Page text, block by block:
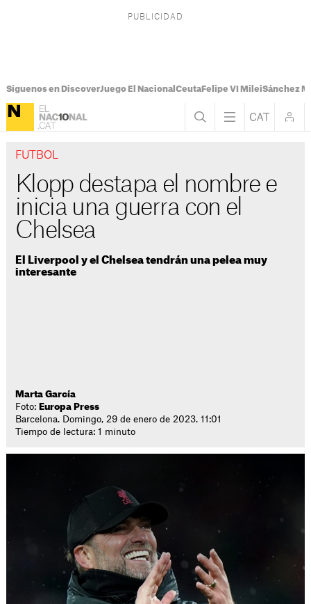
Síguenos en DiscoverJuego El Nacional CeutaFelipe VI MileiSánchez
FUTBOL
Klopp destapa el nombre e
inicia una guerra con el
Chelsea
El Liverpool y el Chelsea tendrán una pelea muy
interesante
Marta García
Foto: Europa Press
Barcelona. Domingo, 29 de enero de 2023. 11:01
Tiempo de lectura: 1 minuto